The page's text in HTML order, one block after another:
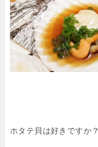
ホタテ貝は好きですか？